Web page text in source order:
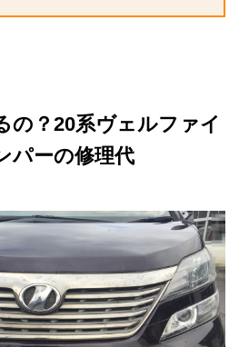
の？20系ヴェルファイ
パーの修理代